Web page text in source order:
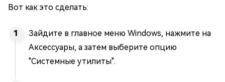
Вот как это сделать:
Зайдите в главное меню Windows, нажмите на
Аксессуары, а затем выберите опцию
"Системные утилиты".